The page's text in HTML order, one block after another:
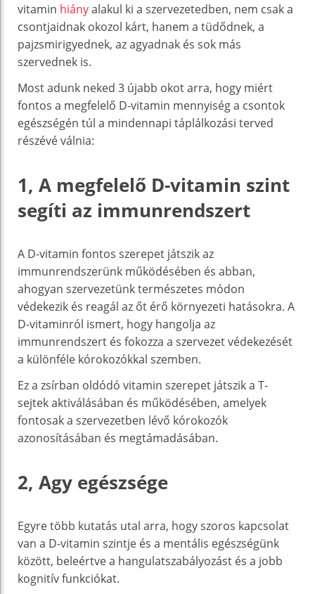
vitamin hiányalakul ki a szervezetedben, nem csak a
csontjaidnak okozol kárt, hanem a tüdődnek, a
pajzsmirigyednek, az agyadnak és sok más
szervednek is.
Most adunk neked 3 újabb okot arra, hogy miért
fontos a megfelelő D-vitamin mennyiség a csontok
egészségén túl a mindennapi táplálkozási terved
részévé válnia:
1, A megfelelő D-vitamin szint
segíti az immunrendszert
A D-vitamin fontos szerepet játszik az
immunrendszerünk működésében és abban,
ahogyan szervezetünk természetes módon
védekezik és reagál az őt érő környezeti hatásokra. A
D-vitaminról ismert, hogy hangolja az
immunrendszert és fokozza a szervezet védekezését
a különféle kórokozókkal szemben.
Ez a zsírban oldódó vitamin szerepet játszik a T-
sejtek aktiválásában és működésében, amelyek
fontosak a szervezetben lévő kórokozók
azonosításában és megtámadásában.
2, Agy egészsége
Egyre több kutatás utal arra, hogy szoros kapcsolat
van a D-vitamin szintje és a mentális egészségünk
között, beleértve a hangulatszabályozást és a jobb
kognitív funkciókat.